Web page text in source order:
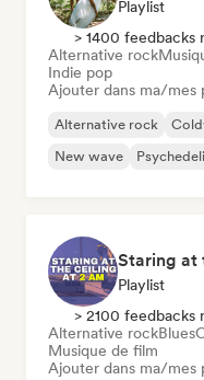
Playlist
> 1400 feedbacks
Alternative rock
Indie pop
Ajouter dans ma/mes
Alternative rock
New wave
Staring at
Playlist
> 2100 feedbacks
Alternative rockBlues
Musique de film
Ajouter dans ma/mes